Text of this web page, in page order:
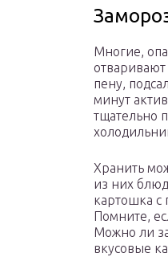
Многие,
пену,
минут
тщательно
Хранить
из них
картошка с
Помните,
Можно ли
вкусовые